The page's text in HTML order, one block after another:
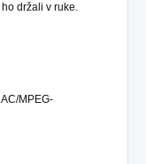
držali v ruke.
MPEG-